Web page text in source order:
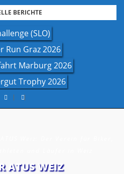
BERICHTE
(SLO)
Run Graz 2026
Marburg 2026
Trophy 2026
ATUS WEIZ